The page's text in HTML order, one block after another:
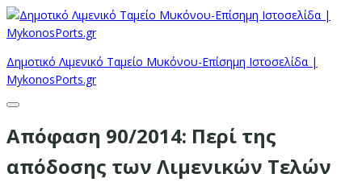
Δημοτικό Λιμενικό Ταμείο Μυκόνου-Επίσημη Ιστοσελίδα |
MykonosPorts.gr
Απόφαση 90/2014: Περί της
απόδοσης των Λιμενικών Τελών